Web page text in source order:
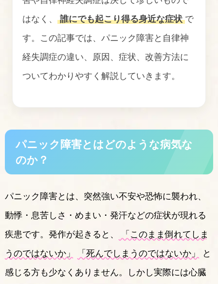
はなく、 誰にでも起こり得る身近な症状で
す。この記事では、パニック障害と自律神
経失調症の違い、原因、症状、改善方法に
ついてわかりやすく解説していきます。
パニック障害とはどのような病気な
のか？
パニック障害とは、突然強い不安や恐怖に襲われ、
動悸・息苦しさ・めまい・発汗などの症状が現れる
疾患です。発作が起きると、
「このまま倒れてしま
うのではないか」
「死んでしまうのではないか」
と
感じる方も少なくありません。しかし実際には心臓